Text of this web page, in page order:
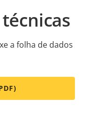
a folha de dados